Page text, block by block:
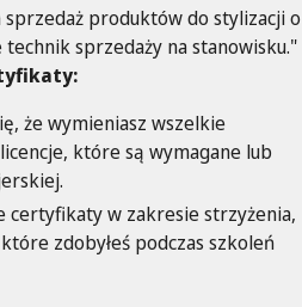
sprzedaż produktów do stylizacji o
sprzedaży na stanowisku."
że wymieniasz wszelkie
które są wymagane lub
certyfikaty w zakresie strzyżenia,
zdobyłeś podczas szkoleń